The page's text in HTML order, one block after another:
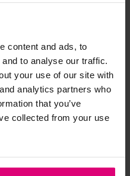
content and ads, to
to analyse our traffic.
your use of our site with
analytics partners who
that you’ve
collected from your use
niet bestand tegen de hitte
Ook in veel
verwerkt en mogen dus
de droogtrommel.
op maat.